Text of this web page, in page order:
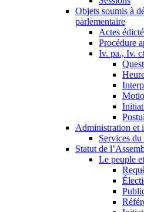
Objets soumis à
parlementaire
Actes
Procédure
Iv. pa., Iv.
Administration et
Services
Statut de
Le peuple